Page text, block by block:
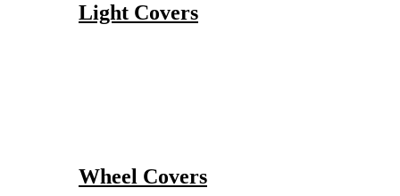
Light Covers
Wheel Covers